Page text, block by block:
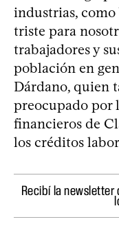
industrias, como
triste para
trabajadores y
población en
Dárdano, quien
preocupado por
financieros de
los créditos
Recibí la newsletter